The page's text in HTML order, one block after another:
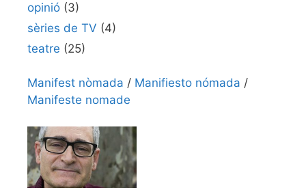
opinió (3)
sèries de TV (4)
teatre (25)
Manifest nòmada / Manifiesto nómada /
Manifeste nomade